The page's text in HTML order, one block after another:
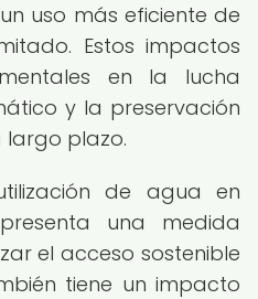
uso más eficiente de
Estos impactos
en la lucha
y la preservación
plazo.
de agua en
una medida
el acceso sostenible
tiene un impacto